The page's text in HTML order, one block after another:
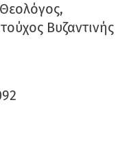
Βυζαντινής